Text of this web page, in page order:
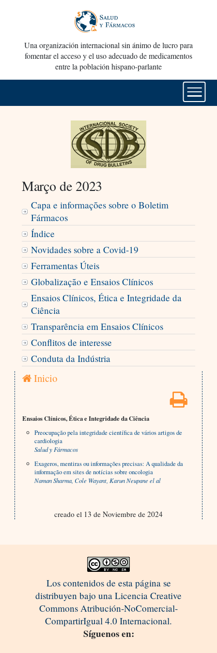
Una organización internacional sin ánimo de lucro para
fomentar el acceso y el uso adecuado de medicamentos
entre la población hispano-parlante
Março de 2023
Capa e informações sobre o Boletim
Fármacos
Índice
Novidades sobre a Covid-19
Ferramentas Úteis
Globalização e Ensaios Clínicos
Ensaios Clínicos, Ética e Integridade da
Ciência
Transparência em Ensaios Clínicos
Conflitos de interesse
Conduta da Indústria
Inicio
Ensaios Clínicos, Ética e Integridade da Ciência
Preocupação pela integridade científica de vários artigos de
cardiologia
Salud y Fármacos
Exageros, mentiras ou informações precisas: A qualidade da
informação em sites de notícias sobre oncologia
Naman Sharma, Cole Wayant, Karun Neupane el al
creado el 13 de Noviembre de 2024
Los contenidos de esta página se
distribuyen bajo una Licencia Creative
Commons Atribución-NoComercial-
CompartirIgual 4.0 Internacional.
Síguenos en: